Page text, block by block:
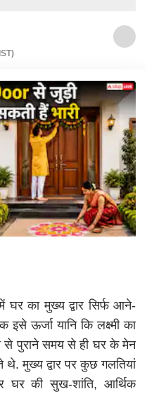
घर का मुख्य द्वार सिर्फ आने-
इसे ऊर्जा यानि कि लक्ष्मी का
से पुराने समय से ही घर के मेन
मुख्य द्वार पर कुछ गलतियां
घर की सुख-शांति, आर्थिक